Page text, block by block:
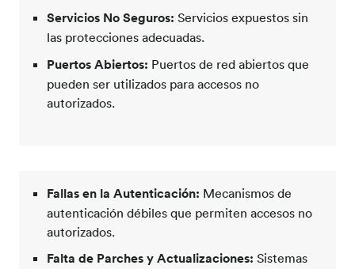
Servicios No Seguros: Servicios expuestos sin
las protecciones adecuadas.
Puertos Abiertos: Puertos de red abiertos que
pueden ser utilizados para accesos no
autorizados.
Fallas en la Autenticación: Mecanismos de
autenticación débiles que permiten accesos no
autorizados.
Falta de Parches y Actualizaciones: Sistemas